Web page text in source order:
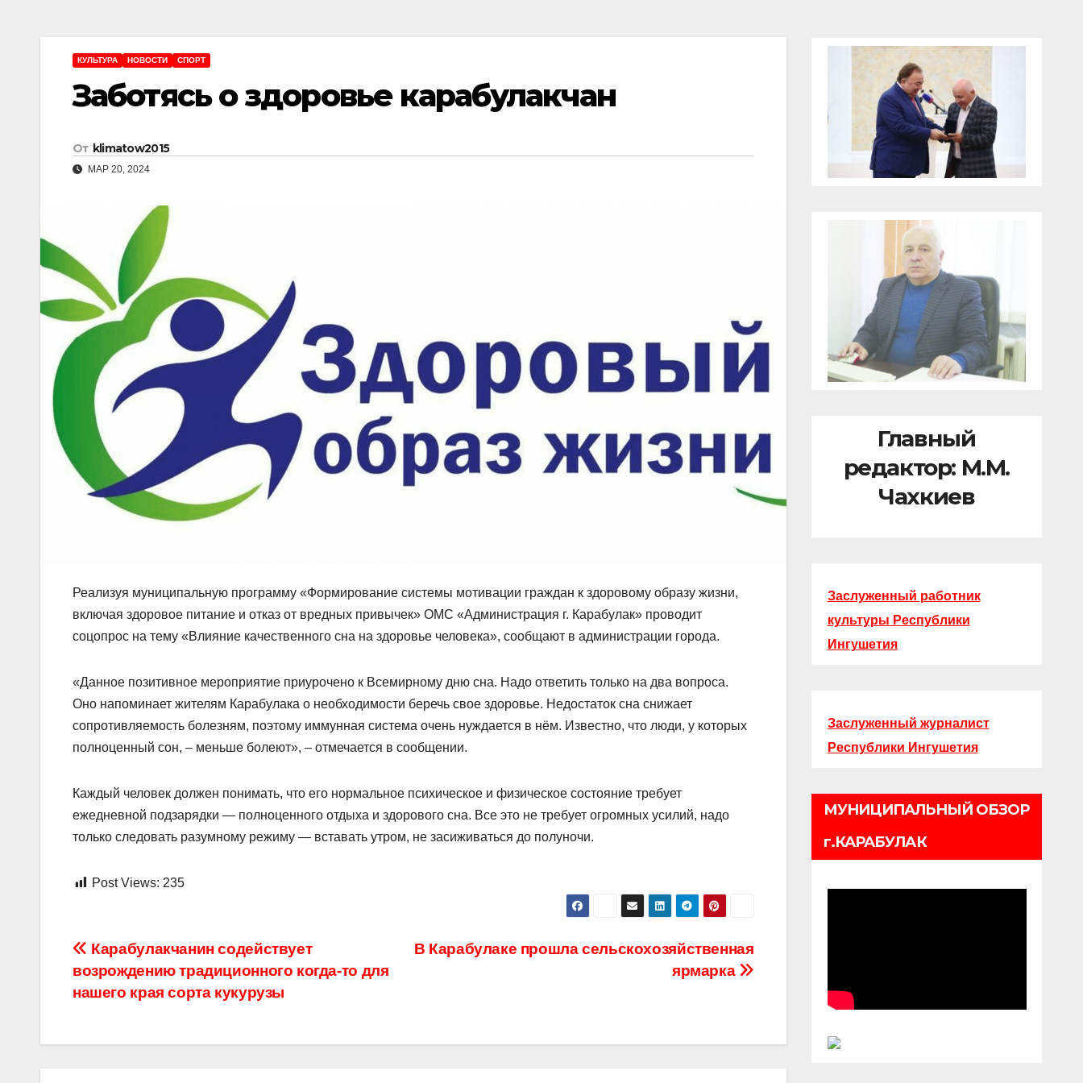
КУЛЬТУРА НОВОСТИ СПОРТ
Заботясь о здоровье карабулакчан
От klimatow2015
МАР 20, 2024
Реализуя муниципальную программу «Формирование системы мотивации граждан к здоровому образу жизни,
включая здоровое питание и отказ от вредных привычек» ОМС «Администрация г. Карабулак» проводит
соцопрос на тему «Влияние качественного сна на здоровье человека», сообщают в администрации города.
«Данное позитивное мероприятие приурочено к Всемирному дню сна. Надо ответить только на два вопроса.
Оно напоминает жителям Карабулака о необходимости беречь свое здоровье. Недостаток сна снижает
сопротивляемость болезням, поэтому иммунная система очень нуждается в нём. Известно, что люди, у которых
полноценный сон, – меньше болеют», – отмечается в сообщении.
Каждый человек должен понимать, что его нормальное психическое и физическое состояние требует
ежедневной подзарядки — полноценного отдыха и здорового сна. Все это не требует огромных усилий, надо
только следовать разумному режиму — вставать утром, не засиживаться до полуночи.
Post Views: 235
Навигация
по
В Карабулаке прошла сельскохозяйственная
ярмарка
Карабулакчанин содействует
возрождению традиционного когда-то для
нашего края сорта кукурузы
Главный
редактор: М.М.
Чахкиев
Заслуженный работник
культуры Республики
Ингушетия
Заслуженный журналист
Республики Ингушетия
МУНИЦИПАЛЬНЫЙ ОБЗОР
г.КАРАБУЛАК